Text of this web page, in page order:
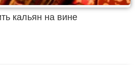
кальян на вине